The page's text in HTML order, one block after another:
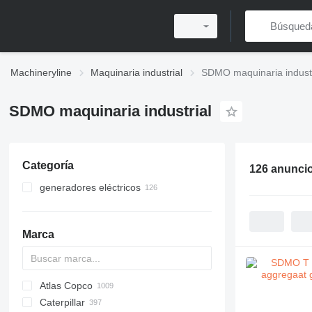
Machineryline Maquinaria industrial SDMO maquinaria
SDMO maquinaria industrial
Categoría
generadores eléctricos
torres de iluminación
Marca
PDS
APD
AB
Ensis
Pega
VZ
AG3
Atlas Copco
DrillAir
QAS
PDP
E-series
B-series
BM
GFS
VT
Rover
533
Airpure
BySprint Fiber
CK
SR
Caterpillar
126